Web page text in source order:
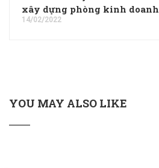
xây dựng phòng kinh doanh
14/02/2022
YOU MAY ALSO LIKE